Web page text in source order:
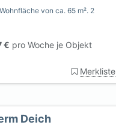
von ca. 65 m². 2
€ pro Woche je Objekt
Merkliste
Deich